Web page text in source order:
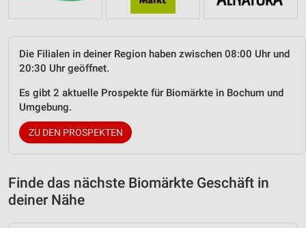
Die Filialen in deiner Region haben zwischen 08:00 Uhr und
20:30 Uhr geöffnet.
Es gibt 2 aktuelle Prospekte für Biomärkte in Bochum und
Umgebung.
ZU DEN PROSPEKTEN
Finde das nächste Biomärkte Geschäft in
deiner Nähe